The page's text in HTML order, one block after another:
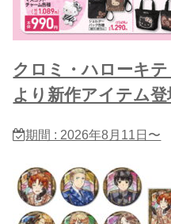
クロミ・ハローキ
より新作アイテム登
期間 : 2026年8月11日〜